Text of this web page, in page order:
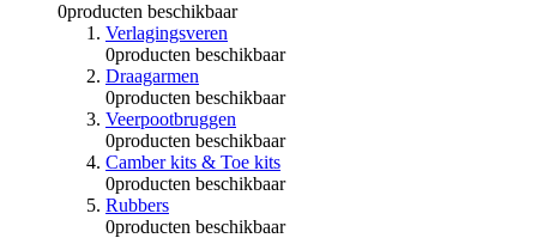
0producten beschikbaar
Verlagingsveren
0producten beschikbaar
Draagarmen
0producten beschikbaar
Veerpootbruggen
0producten beschikbaar
Camber kits & Toe kits
0producten beschikbaar
Rubbers
0producten beschikbaar